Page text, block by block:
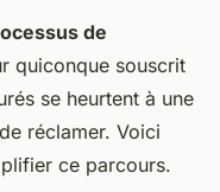
de
quiconque souscrit
se heurtent à une
réclamer. Voici
ce parcours.